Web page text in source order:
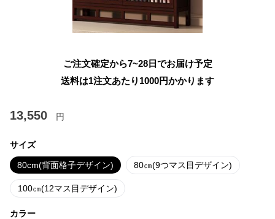
ご注文確定から7~28日でお届け予定
送料は1注文あたり 1000円かかります
13,550 円
サイズ
80cm(背面格子デザイン) 80㎝(9つマス目デザイン)
100㎝(12マス目デザイン)
カラー